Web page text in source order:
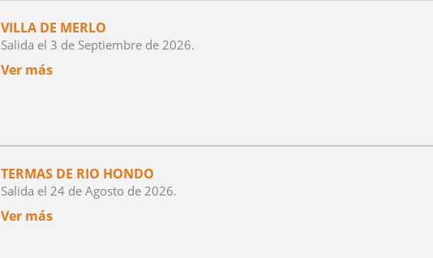
VILLA DE MERLO
Salida el 3 de Septiembre de 2026.
Ver más
TERMAS DE RIO HONDO
Salida el 24 de Agosto de 2026.
Ver más